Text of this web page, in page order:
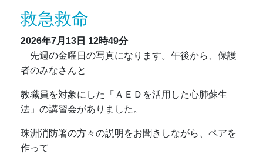
救急救命
2026年7月13日 12時49分
先週の金曜日の写真になります。午後から、保護
者のみなさんと
教職員を対象にした「ＡＥＤを活用した心肺蘇生
法」の講習会がありました。
珠洲消防署の方々の説明をお聞きしながら、ペアを
作って